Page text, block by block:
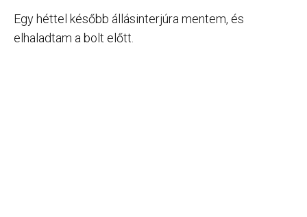
Egy héttel később állásinterjúra mentem, és
elhaladtam a bolt előtt.